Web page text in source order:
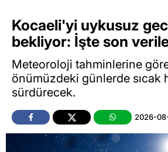
Kocaeli'yi uykusuz
bekliyor: İşte son
Meteoroloji tahminlerine
önümüzdeki günlerde sıcak
sürdürecek.
2026-